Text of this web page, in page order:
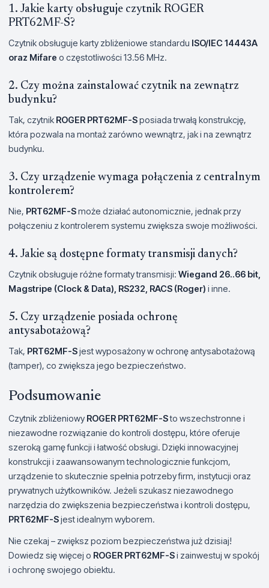
1. Jakie karty obsługuje czytnik ROGER
PRT62MF-S?
Czytnik obsługuje karty zbliżeniowe standardu ISO/IEC 14443A
oraz Mifare o częstotliwości 13.56 MHz.
2. Czy można zainstalować czytnik na zewnątrz
budynku?
Tak, czytnik ROGER PRT62MF-Sposiada trwałą konstrukcję,
która pozwala na montaż zarówno wewnątrz, jak i na zewnątrz
budynku.
3. Czy urządzenie wymaga połączenia z centralnym
kontrolerem?
Nie, PRT62MF-Smoże działać autonomicznie, jednak przy
połączeniu z kontrolerem systemu zwiększa swoje możliwości.
4. Jakie są dostępne formaty transmisji danych?
Czytnik obsługuje różne formaty transmisji: Wiegand 26..66 bit,
Magstripe (Clock & Data), RS232, RACS (Roger) i inne.
5. Czy urządzenie posiada ochronę
antysabotażową?
Tak, PRT62MF-Sjest wyposażony w ochronę antysabotażową
(tamper), co zwiększa jego bezpieczeństwo.
Podsumowanie
Czytnik zbliżeniowy ROGER PRT62MF-Sto wszechstronne i
niezawodne rozwiązanie do kontroli dostępu, które oferuje
szeroką gamę funkcji i łatwość obsługi. Dzięki innowacyjnej
konstrukcji i zaawansowanym technologicznie funkcjom,
urządzenie to skutecznie spełnia potrzeby firm, instytucji oraz
prywatnych użytkowników. Jeżeli szukasz niezawodnego
narzędzia do zwiększenia bezpieczeństwa i kontroli dostępu,
PRT62MF-Sjest idealnym wyborem.
Nie czekaj – zwiększ poziom bezpieczeństwa już dzisiaj!
Dowiedz się więcej o ROGER PRT62MF-Si zainwestuj w spokój
i ochronę swojego obiektu.